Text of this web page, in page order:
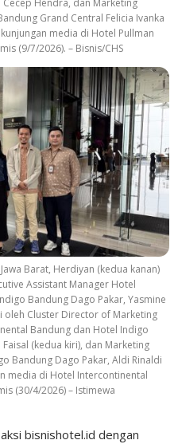
Hendra, dan Marketing
Grand Central Felicia Ivanka
media di Hotel Pullman
(9/7/2026). – Bisnis/CHS
Barat, Herdiyan (kedua kanan)
Assistant Manager Hotel
Bandung Dago Pakar, Yasmine
oleh Cluster Director of Marketing
Bandung dan Hotel Indigo
(kedua kiri), dan Marketing
Bandung Dago Pakar, Aldi Rinaldi
media di Hotel Intercontinental
(30/4/2026) – Istimewa
bisnishotel.id dengan